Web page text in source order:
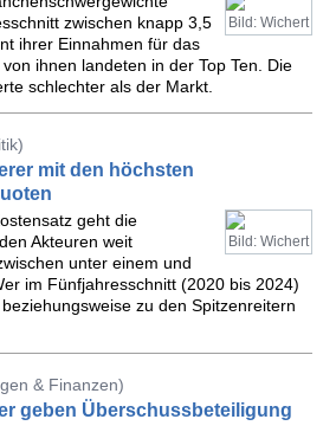
Bild: Wichert
zwischen knapp 3,5
ihrer Einnahmen für das
ihnen landeten in der Top Ten. Die
schlechter als der Markt.
mit den höchsten
Bild: Wichert
geht die
Akteuren weit
unter einem und
im Fünfjahresschnitt (2020 bis 2024)
zu den Spitzenreitern
& Finanzen)
geben Überschussbeteiligung